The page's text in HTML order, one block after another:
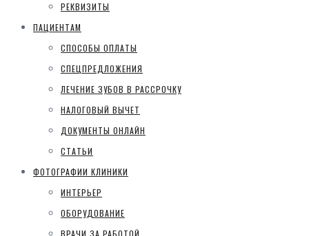
РЕКВИЗИТЫ
ПАЦИЕНТАМ
СПОСОБЫ ОПЛАТЫ
СПЕЦПРЕДЛОЖЕНИЯ
ЛЕЧЕНИЕ ЗУБОВ В РАССРОЧКУ
НАЛОГОВЫЙ ВЫЧЕТ
ДОКУМЕНТЫ ОНЛАЙН
СТАТЬИ
ФОТОГРАФИИ КЛИНИКИ
ИНТЕРЬЕР
ОБОРУДОВАНИЕ
ВРАЧИ ЗА РАБОТОЙ